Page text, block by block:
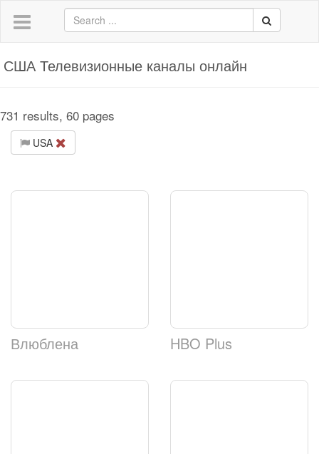
США Телевизионные каналы онлайн
731 results, 60 pages
USA
Влюблена HBO Plus